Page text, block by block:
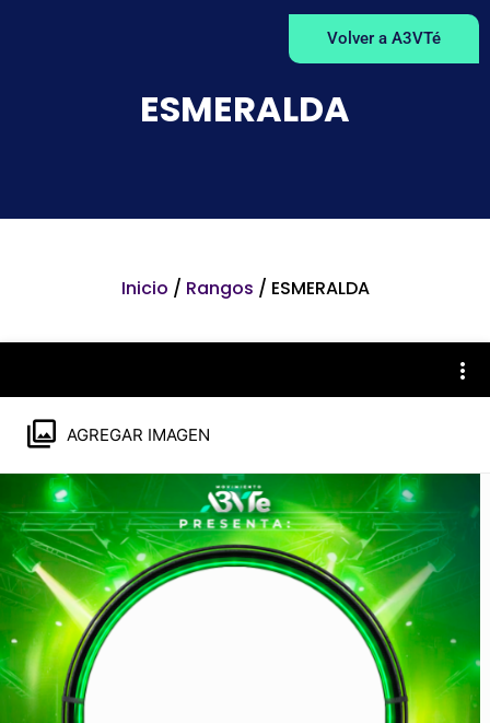
Volver a A3VTé
ESMERALDA
Inicio / Rangos / ESMERALDA
AGREGAR IMAGEN